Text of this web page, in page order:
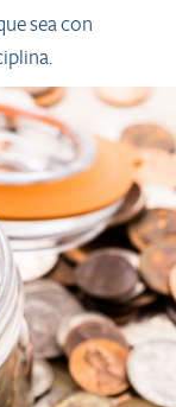
sea con